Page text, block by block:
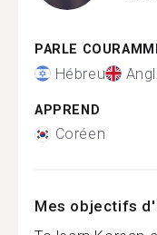
PARLE
Hébreu
APPREND
Coréen
Mes objectifs